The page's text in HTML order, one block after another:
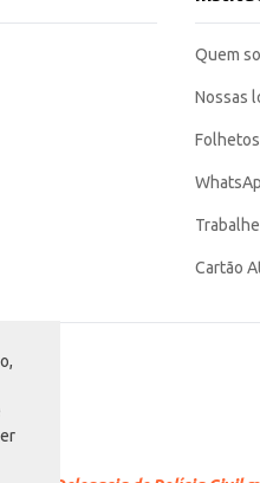
Quem
Nossas
Folhetos
Cartão